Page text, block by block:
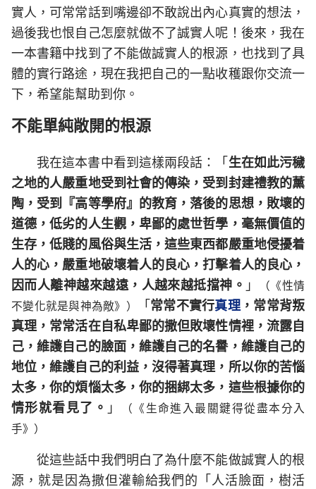
實人，可常常話到嘴邊卻不敢說出內心真實的想法，
過後我也恨自己怎麼就做不了誠實人呢！後來，我在
一本書籍中找到了不能做誠實人的根源，也找到了具
體的實行路途，現在我把自己的一點收穫跟你交流一
下，希望能幫助到你。
不能單純敞開的根源
我在這本書中看到這樣兩段話：「 生在如此污穢
之地的人嚴重地受到社會的傳染，受到封建禮教的薰
陶，受到『高等學府』的教育，落後的思想，敗壞的
道德，低劣的人生觀，卑鄙的處世哲學，毫無價值的
生存，低賤的風俗與生活，這些東西都嚴重地侵擾着
人的心，嚴重地破壞着人的良心，打擊着人的良心，
因而人離神越來越遠，人越來越抵擋神。 」
（《性情
不變化就是與神為敵》）
「 常常不實行真理，常常背叛
真理，常常活在自私卑鄙的撒但敗壞性情裡，流露自
己，維護自己的臉面，維護自己的名譽，維護自己的
地位，維護自己的利益，沒得著真理，所以你的苦惱
太多，你的煩惱太多，你的捆綁太多，這些根據你的
情形就看見了。 」
（《生命進入最關鍵得從盡本分入
手》）
從這些話中我們明白了為什麼不能做誠實人的根
源，就是因為撒但灌輸給我們的「人活臉面，樹活